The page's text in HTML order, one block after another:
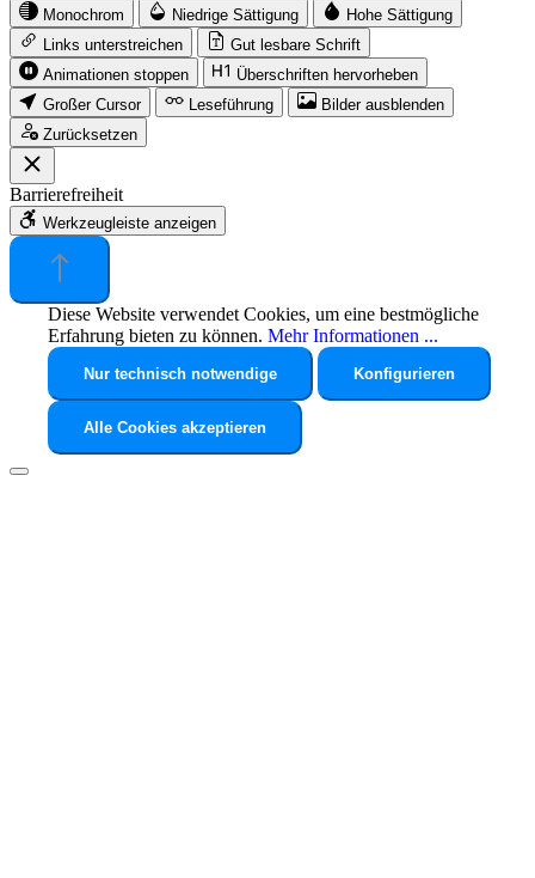
Monochrom
Niedrige Sättigung
Hohe Sättigung
Links unterstreichen
Gut lesbare Schrift
Animationen stoppen
Überschriften hervorheben
Großer Cursor
Leseführung
Bilder ausblenden
Zurücksetzen
Barrierefreiheit
Werkzeugleiste anzeigen
Diese Website verwendet Cookies, um eine bestmögliche
Erfahrung bieten zu können. Mehr Informationen ...
Nur technisch notwendige Konfigurieren
Alle Cookies akzeptieren